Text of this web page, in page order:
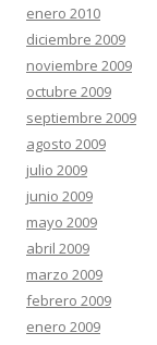
enero 2010
diciembre 2009
noviembre 2009
octubre 2009
septiembre 2009
agosto 2009
julio 2009
junio 2009
mayo 2009
abril 2009
marzo 2009
febrero 2009
enero 2009